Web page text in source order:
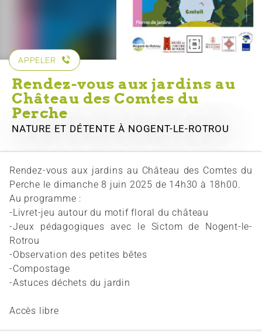
APPELER
Rendez-vous aux jardins au
Château des Comtes du
Perche
NATURE ET DÉTENTEÀ NOGENT-LE-ROTROU
Rendez-vous aux jardins au Château des Comtes du
Perche le dimanche 8 juin 2025 de 14h30 à 18h00.
Au programme :
-Livret-jeu autour du motif floral du château
-Jeux pédagogiques avec le Sictom de Nogent-le-
Rotrou
-Observation des petites bêtes
-Compostage
-Astuces déchets du jardin
Accès libre